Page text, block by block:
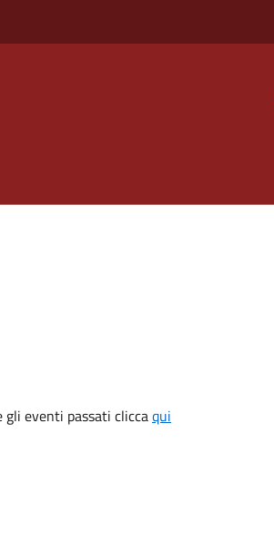
eventi passati cliccaqui